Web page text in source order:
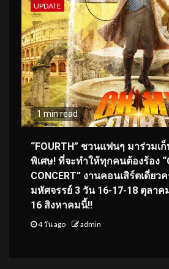
UPDATE
1 min read
“FOURTH” ชวนแฟนๆ มาร่วมเ
พิเศษ! ที่จะทำให้ทุกคนต้องร้อง
CONCERT” งานคอนเสิร์ตเดี่ยว
มหัศจรรย์ 3 วัน 16-17-18 ตุลา
16 สิงหาคมนี้!!
4 วัน ago admin